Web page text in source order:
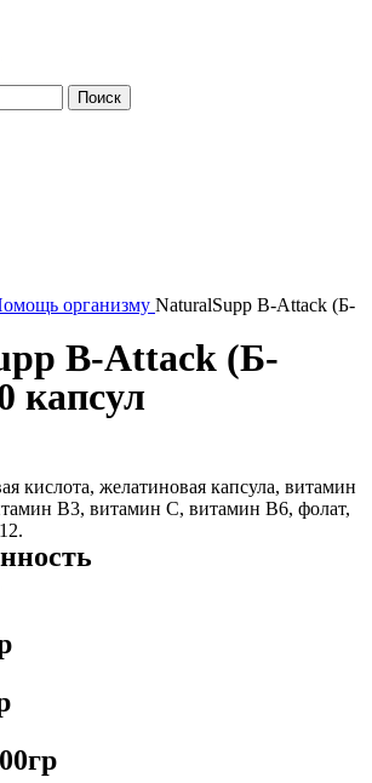
Поиск
организму NaturalSupp B-Attack (Б-
B-Attack (Б-
капсул
кислота, желатиновая капсула, витамин
В3, витамин С, витамин В6, фолат,